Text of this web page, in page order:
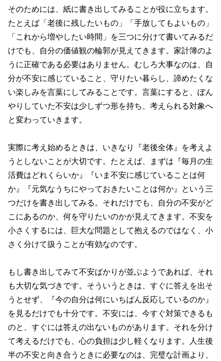
そのためには、紙に書き出してみることが役に立ちます。
たとえば「老後に残したいもの」「手放してもよいもの」
「これから増やしたい時間」を三つに分けて書いてみるだ
けでも、自分の価値観の輪郭が見えてきます。家計簿のよ
うに正確である必要はありません。むしろ大事なのは、自
分が不安に感じていること、守りたい暮らし、諦めたくな
い楽しみを言葉にしてみることです。言葉にすると、ぼん
やりしていた不安は少しずつ形を持ち、考えられる対象へ
と変わっていきます。
実際に考え始めるときは、いきなり『老後全体』を考えよ
うとしないことが大切です。たとえば、まずは『毎月の生
活費はどれくらいか』『いま不安に感じていることは何
か』『元気なうちにやっておきたいことは何か』という三
つだけを書き出してみる。それだけでも、自分の不安がど
こにあるのか、何を守りたいのかが見えてきます。不安を
小さくするには、巨大な問題として抱えるのではなく、小
さく分けて扱うことが有効なのです。
もし書き出してみて不安ばかりが並ぶようであれば、それ
も大切な気づきです。そういうときは、すぐに答えを出そ
うとせず、『今の自分は何にいちばん反応しているのか』
を見るだけでも十分です。不安には、今すぐ対策できるも
のと、すぐには答えの出ないものがあります。それを分け
て考えるだけでも、心の負担は少し軽くなります。人生後
半の不安と向き合うときに必要なのは、完璧な計画より、